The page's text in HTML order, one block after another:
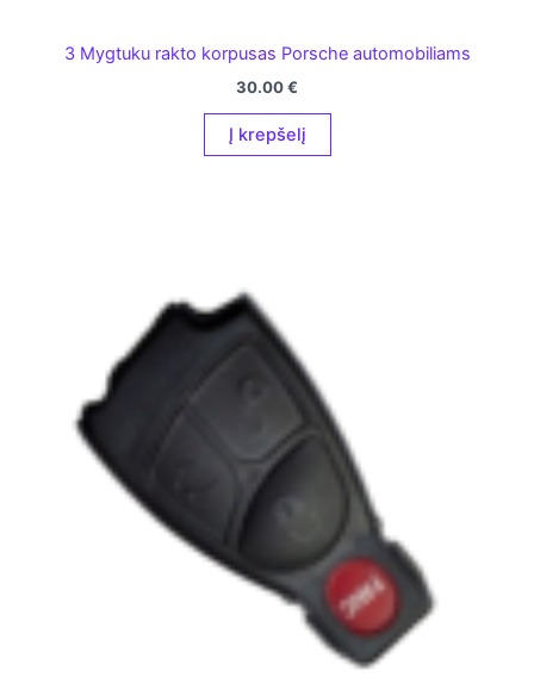
3 Mygtuku rakto korpusas Porsche automobiliams
30.00€
Į krepšelį